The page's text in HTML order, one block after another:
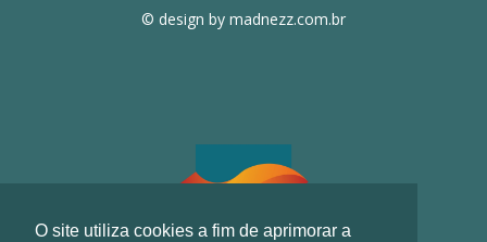
O site utiliza cookies a fim de aprimorar a
© design by madnezz.com.br